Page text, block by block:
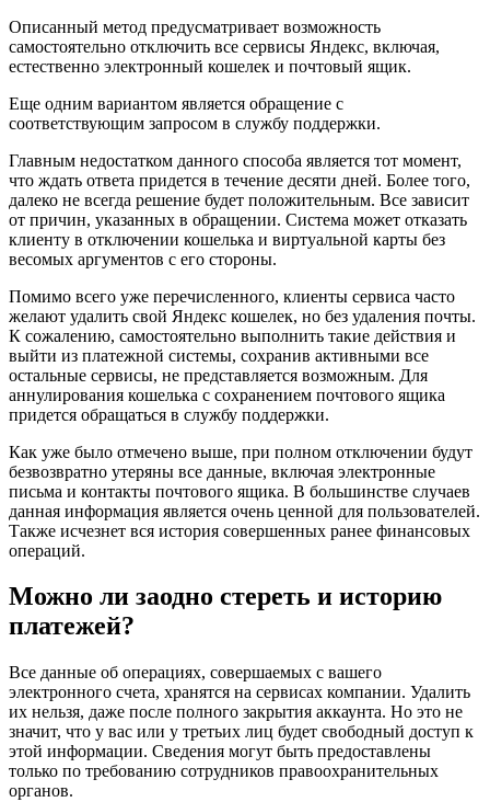
Описанный метод предусматривает возможность
самостоятельно отключить все сервисы Яндекс, включая,
естественно электронный кошелек и почтовый ящик.
Еще одним вариантом является обращение с
соответствующим запросом в службу поддержки.
Главным недостатком данного способа является тот момент,
что ждать ответа придется в течение десяти дней. Более того,
далеко не всегда решение будет положительным. Все зависит
от причин, указанных в обращении. Система может отказать
клиенту в отключении кошелька и виртуальной карты без
весомых аргументов с его стороны.
Помимо всего уже перечисленного, клиенты сервиса часто
желают удалить свой Яндекс кошелек, но без удаления почты.
К сожалению, самостоятельно выполнить такие действия и
выйти из платежной системы, сохранив активными все
остальные сервисы, не представляется возможным. Для
аннулирования кошелька с сохранением почтового ящика
придется обращаться в службу поддержки.
Как уже было отмечено выше, при полном отключении будут
безвозвратно утеряны все данные, включая электронные
письма и контакты почтового ящика. В большинстве случаев
данная информация является очень ценной для пользователей.
Также исчезнет вся история совершенных ранее финансовых
операций.
Можно ли заодно стереть и историю
платежей?
Все данные об операциях, совершаемых с вашего
электронного счета, хранятся на сервисах компании. Удалить
их нельзя, даже после полного закрытия аккаунта. Но это не
значит, что у вас или у третьих лиц будет свободный доступ к
этой информации. Сведения могут быть предоставлены
только по требованию сотрудников правоохранительных
органов.